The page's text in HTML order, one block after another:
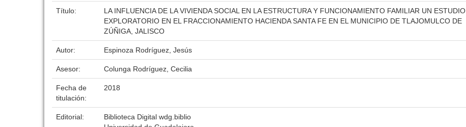
Título:
LA INFLUENCIA DE LA VIVIENDA SOCIAL EN LA ESTRUCTURA Y FUNCIONAMIENTO FAMILIAR UN ESTUDIO
EXPLORATORIO EN EL FRACCIONAMIENTO HACIENDA SANTA FE EN EL MUNICIPIO DE TLAJOMULCO DE
ZÚÑIGA, JALISCO
Autor: Espinoza Rodríguez, Jesús
Asesor: Colunga Rodríguez, Cecilia
Fecha de
titulación:
2018
Editorial:
Biblioteca Digital wdg.biblio